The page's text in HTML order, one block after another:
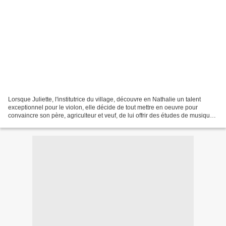
Lorsque Juliette, l'institutrice du village, découvre en Nathalie un talent
exceptionnel pour le violon, elle décide de tout mettre en oeuvre pour
convaincre son père, agriculteur et veuf, de lui offrir des études de musique.